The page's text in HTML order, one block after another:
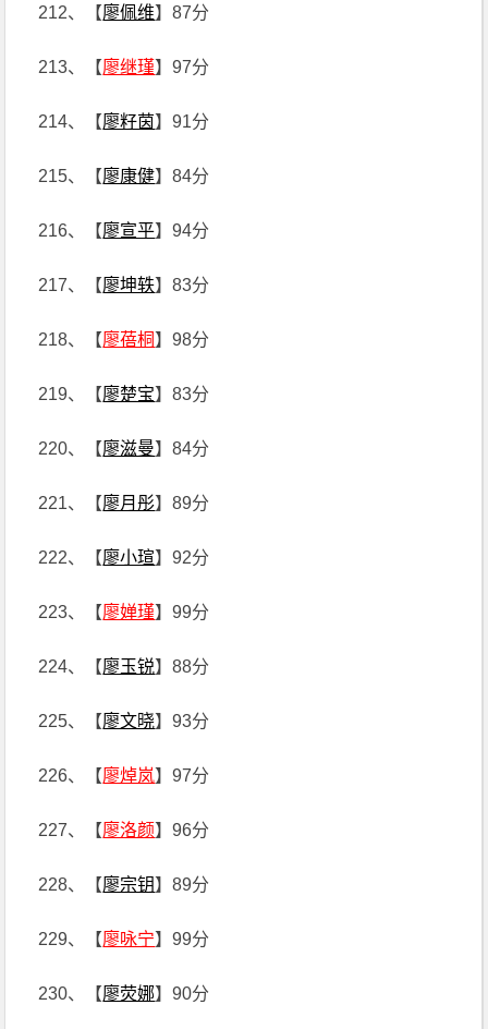
212、【廖佩维】87分
213、【廖继瑾】97分
214、【廖籽茵】91分
215、【廖康健】84分
216、【廖宣平】94分
217、【廖坤轶】83分
218、【廖蓓桐 】98分
219、【廖楚宝】83分
220、【廖滋曼】84分
221、【廖月彤】89分
222、【廖小瑄】92分
223、【廖婵瑾】99分
224、【廖玉锐】88分
225、【廖文晓】93分
226、【廖焯岚】97分
227、【廖洛颜】96分
228、【廖宗钥】89分
229、【廖咏宁】99分
230、【廖荧娜】90分